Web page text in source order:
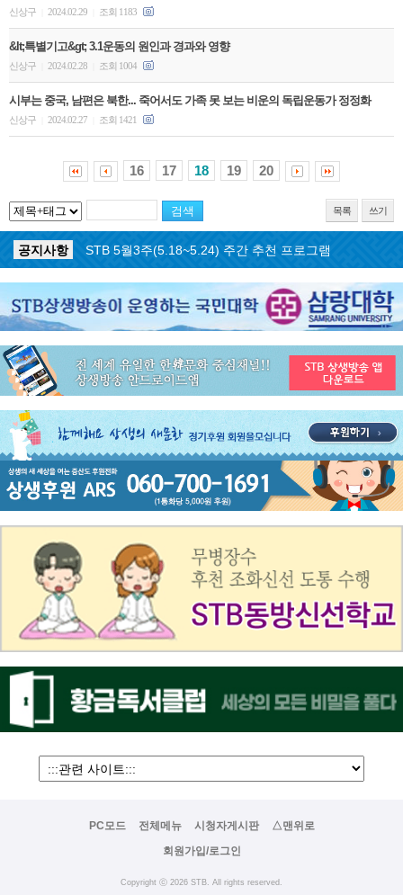
신상구 2024.02.29 조회 1183
&lt;특별기고&gt; 3.1운동의 원인과 경과와 영향
신상구 2024.02.28 조회 1004
시부는 중국, 남편은 북한... 죽어서도 가족 못 보는 비운의 독립운동가 정정화
신상구 2024.02.27 조회 1421
16 17 18 19 20
목록 쓰기
공지사항
공지사항
STB 5월4주(5.25~5.31) 주간 추천 프로그램
공지사항
공지사항
STB 4월마지막주(4.27~5.3) 주간 추천 프로그램
공지사항
STB 4월2주(4.6~4.12) 주간 추천 프로그램
공지사항
STB 4월1주(3.30~4.5) 주간 추천 프로그램
공지사항
STB 3월4주(3.23~3.29) 주간 추천 프로그램
PC모드 전체메뉴 시청자게시판
△맨위로
회원가입/로그인
Copyright ⓒ 2026 STB. All rights reserved.